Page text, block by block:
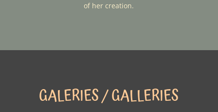
of her creation.
GALERIES / GALLERIES